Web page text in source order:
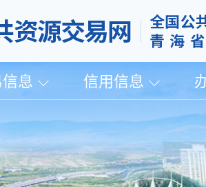
息 信用信息